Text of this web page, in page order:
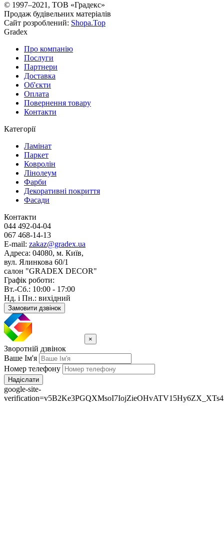
© 1997–2021, ТОВ «Градекс»
Продаж будівельних матеріалів
Сайт розроблений: Shopa.Top
Gradex
Про компанію
Послуги
Партнери
Доставка
Об'єкти
Оплата
Повернення товару
Контакти
Категорії
Ламінат
Паркет
Ковролін
Лінолеум
Фарби
Декоративні покриття
Фасади
Контакти
044 492-04-04
067 468-14-13
E-mail: zakaz@gradex.ua
Адреса: 04080, м. Київ,
вул. Ялинкова 60/1
салон "GRADEX DECOR"
Графік роботи:
Вт.-Сб.: 10:00 - 17:00
Нд. і Пн.: вихідний
Замовити дзвінок
×
Зворотній дзвінок
Ваше Ім'я
Номер телефону
Надіслати
google-site-